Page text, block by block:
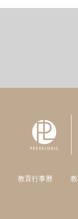
教育行事曆